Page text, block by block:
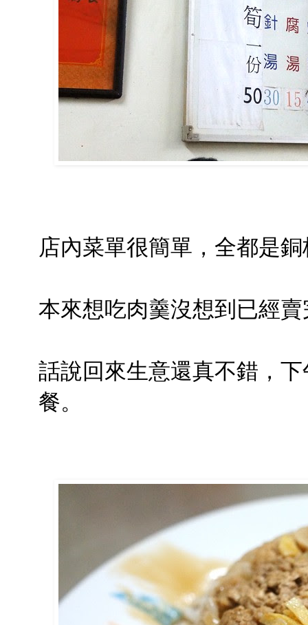
店內菜單很簡單，全都是
本來想吃肉羹沒想到已經
話說回來生意還真不錯，
餐。